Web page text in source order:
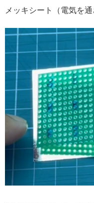
メッキシート（電気を